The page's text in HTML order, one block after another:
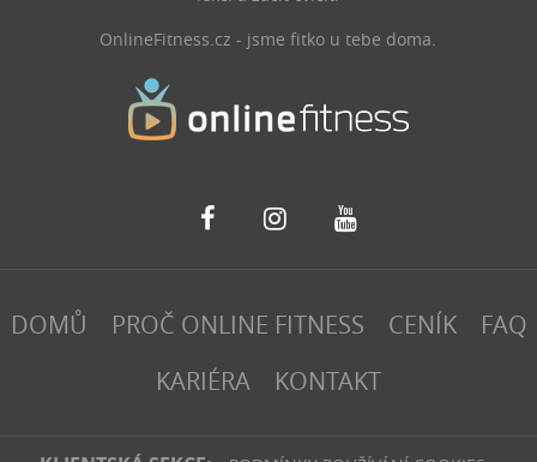
OnlineFitness.cz - jsme fitko u tebe doma.
DOMŮ PROČ ONLINE FITNESS CENÍK
FAQ
KARIÉRA
KONTAKT